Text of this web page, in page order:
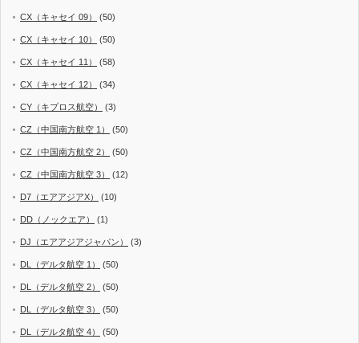
CX（キャセイ 09） (50)
CX（キャセイ 10） (50)
CX（キャセイ 11） (58)
CX（キャセイ 12） (34)
CY（キプロス航空） (3)
CZ（中国南方航空 1） (50)
CZ（中国南方航空 2） (50)
CZ（中国南方航空 3） (12)
D7（エアアジアX） (10)
DD（ノックエア） (1)
DJ（エアアジアジャパン） (3)
DL（デルタ航空 1） (50)
DL（デルタ航空 2） (50)
DL（デルタ航空 3） (50)
DL（デルタ航空 4） (50)